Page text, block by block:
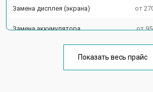
Замена дисплея (экрана) от
Замена аккумулятора от
Ремонт цепи питания от
Показать весь прайс